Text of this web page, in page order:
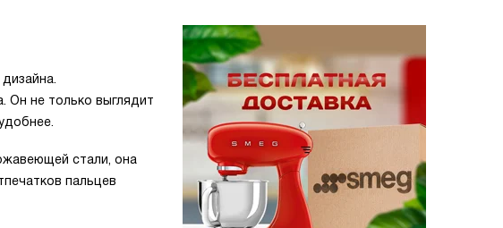
Он не только выглядит
стали, она
пальцев